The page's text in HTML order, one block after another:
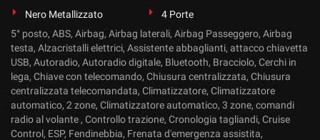
Nero Metallizzato
4 Porte
5° posto, ABS, Airbag, Airbag laterali, Airbag Passeggero, Airbag
testa, Alzacristalli elettrici, Assistente abbaglianti, attacco chiavetta
USB, Autoradio, Autoradio digitale, Bluetooth, Bracciolo, Cerchi in
lega, Chiave con telecomando, Chiusura centralizzata, Chiusura
centralizzata telecomandata, Climatizzatore, Climatizzatore
automatico, 2 zone, Climatizzatore automatico, 3 zone, comandi
radio al volante , Controllo trazione, Cronologia tagliandi, Cruise
Control, ESP, Fendinebbia, Frenata d'emergenza assistita,